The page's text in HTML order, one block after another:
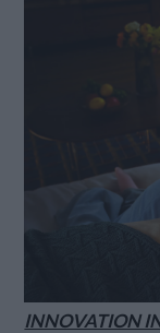
INNOVATION